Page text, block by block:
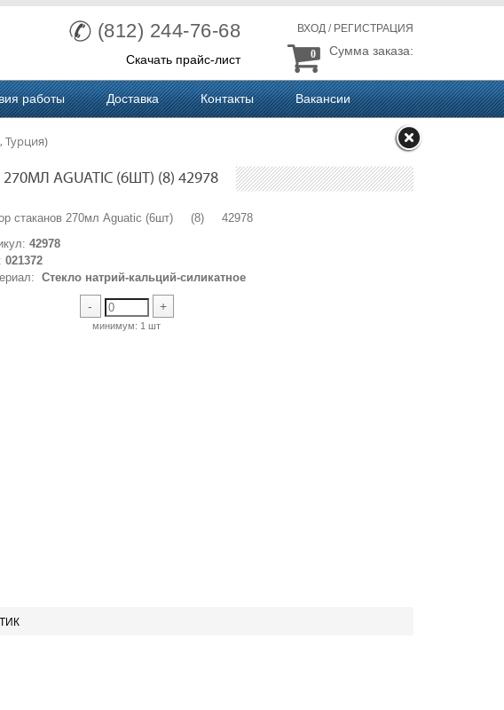
(812) 244-76-68
Скачать прайс-лист
ВХОД / РЕГИСТРАЦИЯ
Сумма заказа:
0
работы Доставка Контакты Вакансии
Турция)
AGUATIC (6ШТ) (8) 42978
стаканов 270мл Aguatic (6шт) (8) 42978
42978
021372
Стекло натрий-кальций-силикатное
- +
минимум: 1 шт